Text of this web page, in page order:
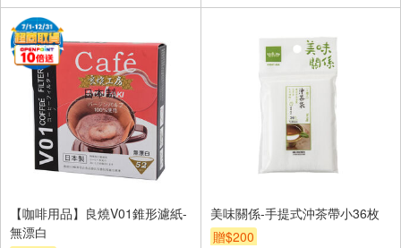
【咖啡用品】良燒V01錐形濾紙-
無漂白
美味關係-手提式沖茶帶小36枚
贈$200